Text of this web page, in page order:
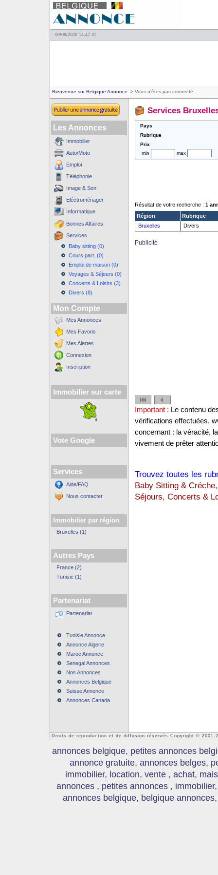
09/08/2026 14:47:31
Bienvenue sur Belgique Annonce. > Vous n'êtes pas connecté.
Les Annonces
Immobilier
Auto/Moto
Emploi
Téléphonie
Image & Son
Eléctroménager
Informatique
Bonnes Affaires
Services
Baby sitting (0)
Cours part. (0)
Emploi de maison (0)
Voyages & Séjours (0)
Concerts & Loisirs (3)
Divers (8)
Mon Compte
Mes Annonces
Mes Favoris
Mes Alertes
Connexion
Inscription
Immobilier sur carte
Vote Google
Services
Aide/FAQ
Nous contacter
Immobilier par région
Bruxelles (1)
Autres Pays
France (2)
Tunisie (1)
Partenariat
Partenariat
Tunisie Annonce
Annonce Algerie
Maroc Annonce
Senegal Annonces
Nos Annonces
Annonces Belgique
Suisse Annonce
Annonces Canada
Services
Pays
Rubrique
Prix
min
max
Résultat de votre recherche : 1
Région
Rubrique
Bruxelles
Divers
Publicité
Important : Le contenu
vérifications effectuées,
concernant : la véracité,
vivement de prêter
Trouvez toutes les
Baby Sitting & Créche
Séjours, Concerts &
Droits de reproduction et de diffusion réservés Copyright © 2001-
annonces belgique, petites annonces
annonce gratuite, annonces belges,
immobilier, location, vente , achat,
annonces , petites annonces ,
annonces belgique, belgique